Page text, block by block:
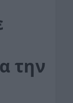
την